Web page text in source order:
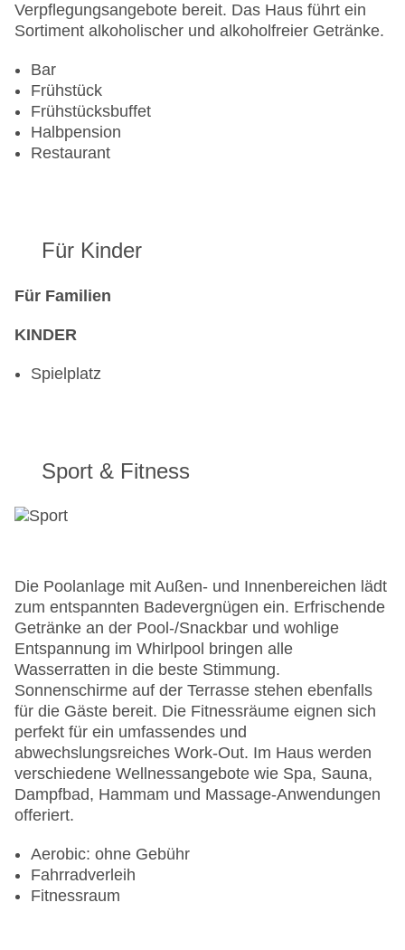
Verpflegungsangebote bereit. Das Haus führt ein
Sortiment alkoholischer und alkoholfreier Getränke.
Bar
Frühstück
Frühstücksbuffet
Halbpension
Restaurant
Für Kinder
Für Familien
KINDER
Spielplatz
Sport & Fitness
Die Poolanlage mit Außen- und Innenbereichen lädt
zum entspannten Badevergnügen ein. Erfrischende
Getränke an der Pool-/Snackbar und wohlige
Entspannung im Whirlpool bringen alle
Wasserratten in die beste Stimmung.
Sonnenschirme auf der Terrasse stehen ebenfalls
für die Gäste bereit. Die Fitnessräume eignen sich
perfekt für ein umfassendes und
abwechslungsreiches Work-Out. Im Haus werden
verschiedene Wellnessangebote wie Spa, Sauna,
Dampfbad, Hammam und Massage-Anwendungen
offeriert.
Aerobic: ohne Gebühr
Fahrradverleih
Fitnessraum